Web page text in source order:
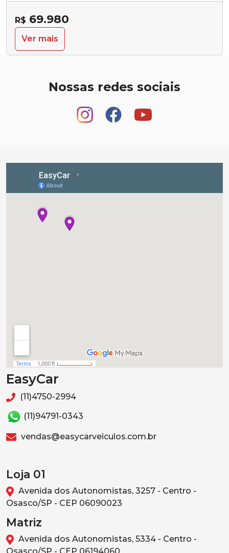
R$ 69.980
Ver mais
Nossas redes sociais
EasyCar
(11)4750-2994
(11)94791-0343
vendas@easycarveiculos.com.br
Loja 01
Avenida dos Autonomistas, 3257 - Centro -
Osasco/SP - CEP 06090023
Matriz
Avenida dos Autonomistas, 5334 - Centro -